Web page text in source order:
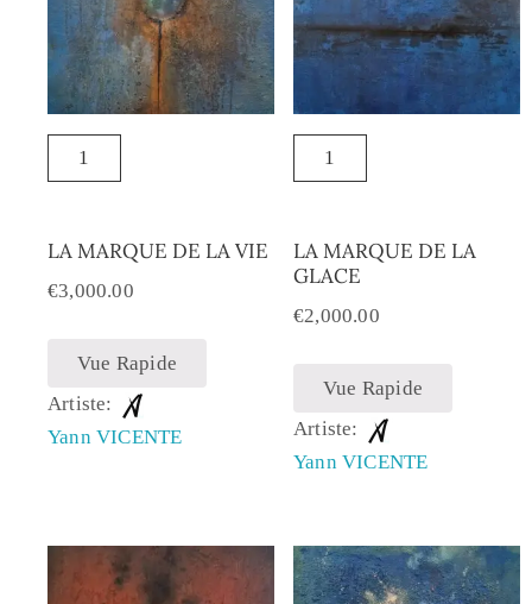
LA MARQUE DE LA VIE
€3,000.00
Vue Rapide
Artiste:
Yann VICENTE
LA MARQUE DE LA
GLACE
€2,000.00
Vue Rapide
Artiste:
Yann VICENTE